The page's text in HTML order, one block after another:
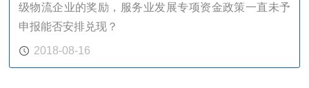
级物流企业的奖励，服务业发展专项资金政策一直未予
申报能否安排兑现？
2018-08-16